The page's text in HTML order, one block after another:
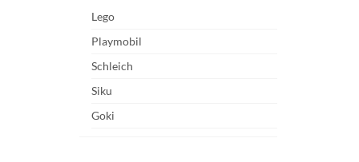
Lego
Playmobil
Schleich
Siku
Goki